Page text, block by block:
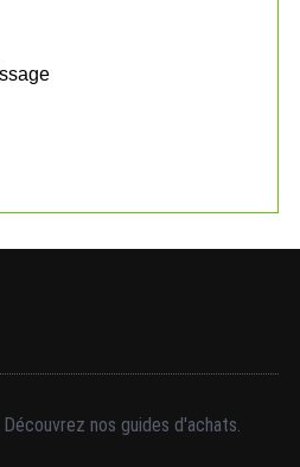
Découvrez nos guides d'achats.